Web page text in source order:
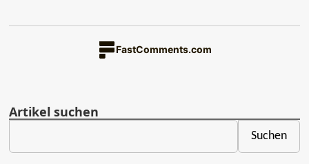
FastComments.com
Artikel suchen